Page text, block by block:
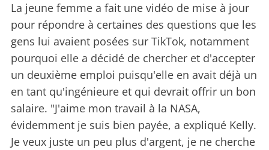
La jeune femme a fait une vidéo de mise à jour
pour répondre à certaines des questions que les
gens lui avaient posées sur TikTok, notamment
pourquoi elle a décidé de chercher et d'accepter
un deuxième emploi puisqu'elle en avait déjà un
en tant qu'ingénieure et qui devrait offrir un bon
salaire. "J'aime mon travail à la NASA,
évidemment je suis bien payée, a expliqué Kelly.
Je veux juste un peu plus d'argent, je ne cherche